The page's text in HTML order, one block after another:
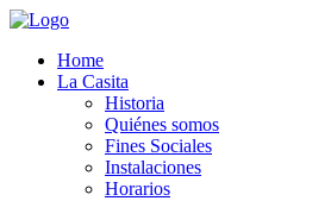
Home
La Casita
Historia
Quiénes somos
Fines Sociales
Instalaciones
Horarios